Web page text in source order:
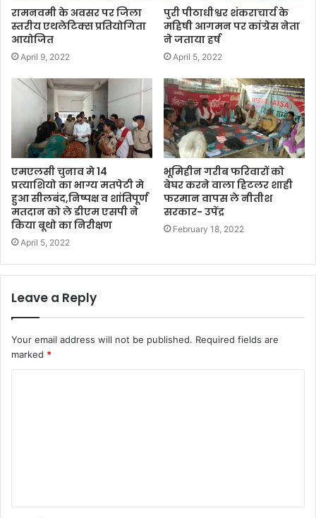
रामनवमी के अवसर पर जिला
स्तरीय एथलेटिक्स प्रतियोगिता
आयोजित
April 9, 2022
पुरी पीठाधीश्वर शंकराचार्य के
महिषी आगमन पर कांग्रेस नेता
ने जताया हर्ष
April 5, 2022
एमएलसी चुनाव मे 14
प्रत्याशियो का भाग्य मतपेटी मे
हुआ सीलबंद,निष्पक्ष व शांतिपूर्ण
मतदान को ले डीएम एसपी ने
किया बूथो का निरीक्षण
April 5, 2022
भूमिहीन गरीब फरिवारों को
बेघर करने वाला हिटलर शाही
फरमान वापस ले नीतीश
सरकार- उपेंद्र
February 18, 2022
Leave a Reply
Your email address will not be published. Required fields are
marked *